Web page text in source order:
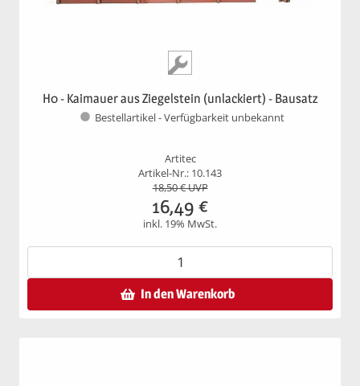
H0 - Kaimauer aus Ziegelstein (unlackiert) - Bausatz
Bestellartikel - Verfügbarkeit unbekannt
Artitec
Artikel-Nr.: 10.143
18,50€ UVP
16,49 €
inkl. 19% MwSt.
In den Warenkorb